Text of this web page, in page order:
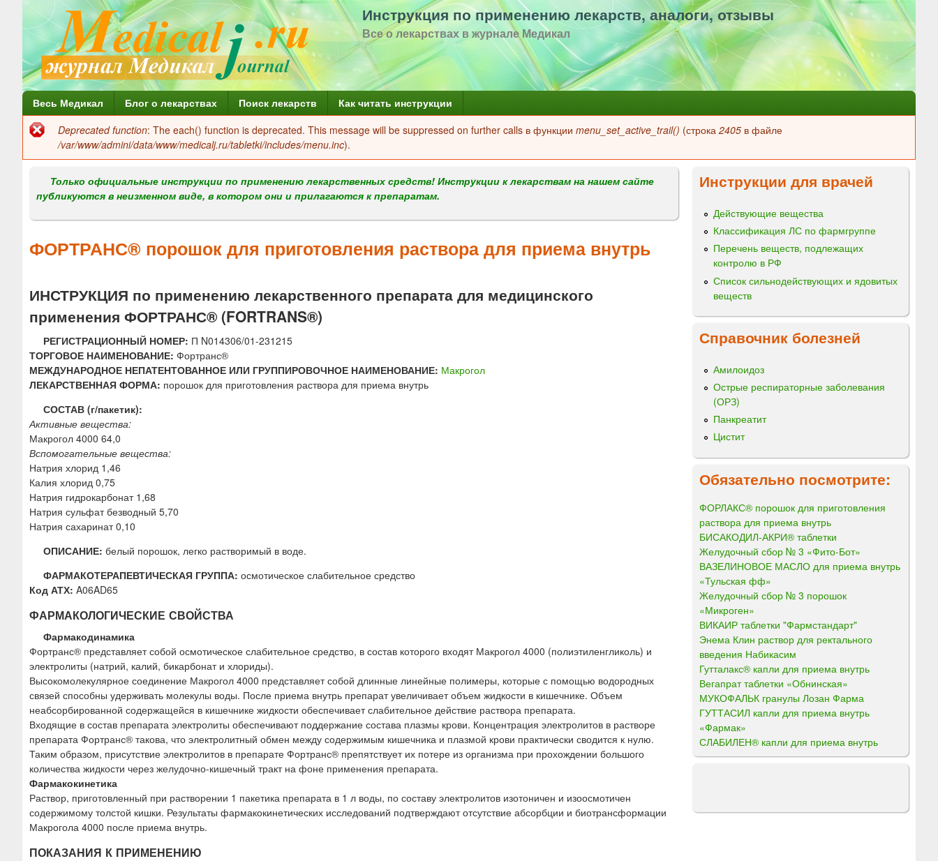
Перейти
к
содержанию
Инструкция по применению лекарств, аналоги, отзывы
Все о лекарствах в журнале Медикал
Г
л
н
м
н
ю
Весь Медикал Блог о лекарствах Поиск лекарств Как читать инструкции
Сообщение
об
ошибке
Deprecated function: The each() function is deprecated. This message will be suppressed on further calls в функции menu_set_active_trail() (строка 2405 в файле
/var/www/admini/data/www/medicalj.ru/tabletki/includes/menu.inc).
Только официальные инструкции по применению лекарственных средств! Инструкции к лекарствам на нашем сайте
публикуются в неизменном виде, в котором они и прилагаются к препаратам.
ФОРТРАНС® порошок для приготовления раствора для приема внутрь
ИНСТРУКЦИЯ по применению лекарственного препарата для медицинского
применения ФОРТРАНС® (FORTRANS®)
РЕГИСТРАЦИОННЫЙ НОМЕР: П N014306/01-231215
ТОРГОВОЕ НАИМЕНОВАНИЕ: Фортранс®
МЕЖДУНАРОДНОЕ НЕПАТЕНТОВАННОЕ ИЛИ ГРУППИРОВОЧНОЕ НАИМЕНОВАНИЕ: Макрогол
ЛЕКАРСТВЕННАЯ ФОРМА: порошок для приготовления раствора для приема внутрь
СОСТАВ (г/пакетик):
Активные вещества:
Макрогол 4000 64,0
Вспомогательные вещества:
Натрия хлорид 1,46
Калия хлорид 0,75
Натрия гидрокарбонат 1,68
Натрия сульфат безводный 5,70
Натрия сахаринат 0,10
ОПИСАНИЕ: белый порошок, легко растворимый в воде.
ФАРМАКОТЕРАПЕВТИЧЕСКАЯ ГРУППА: осмотическое слабительное средство
Код АТХ: A06AD65
ФАРМАКОЛОГИЧЕСКИЕ СВОЙСТВА
Фармакодинамика
Фортранс® представляет собой осмотическое слабительное средство, в состав которого входят Макрогол 4000 (полиэтиленгликоль) и
электролиты (натрий, калий, бикарбонат и хлориды).
Высокомолекулярное соединение Макрогол 4000 представляет собой длинные линейные полимеры, которые с помощью водородных
связей способны удерживать молекулы воды. После приема внутрь препарат увеличивает объем жидкости в кишечнике. Объем
неабсорбированной содержащейся в кишечнике жидкости обеспечивает слабительное действие раствора препарата.
Входящие в состав препарата электролиты обеспечивают поддержание состава плазмы крови. Концентрация электролитов в растворе
препарата Фортранс® такова, что электролитный обмен между содержимым кишечника и плазмой крови практически сводится к нулю.
Таким образом, присутствие электролитов в препарате Фортранс® препятствует их потере из организма при прохождении большого
количества жидкости через желудочно-кишечный тракт на фоне применения препарата.
Фармакокинетика
Раствор, приготовленный при растворении 1 пакетика препарата в 1 л воды, по составу электролитов изотоничен и изоосмотичен
содержимому толстой кишки. Результаты фармакокинетических исследований подтверждают отсутствие абсорбции и биотрансформации
Макрогола 4000 после приема внутрь.
ПОКАЗАНИЯ К ПРИМЕНЕНИЮ
Инструкции для врачей
Действующие вещества
Классификация ЛС по фармгруппе
Перечень веществ, подлежащих
контролю в РФ
Список сильнодействующих и ядовитых
веществ
Справочник болезней
Амилоидоз
Острые респираторные заболевания
(ОРЗ)
Панкреатит
Цистит
Обязательно посмотрите:
ФОРЛАКС® порошок для приготовления
раствора для приема внутрь
БИСАКОДИЛ-АКРИ® таблетки
Желудочный сбор № 3 «Фито-Бот»
ВАЗЕЛИНОВОЕ МАСЛО для приема внутрь
«Тульская фф»
Желудочный сбор № 3 порошок
«Микроген»
ВИКАИР таблетки "Фармстандарт"
Энема Клин раствор для ректального
введения Набикасим
Гутталакс® капли для приема внутрь
Вегапрат таблетки «Обнинская»
МУКОФАЛЬК гранулы Лозан Фарма
ГУТТАСИЛ капли для приема внутрь
«Фармак»
СЛАБИЛЕН® капли для приема внутрь